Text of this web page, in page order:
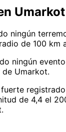
ningún
de 100 km
ningún
Umarkot.
de 4,4 el